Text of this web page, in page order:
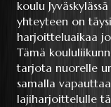
koulu
yhteyteen on
harjoitteluaikaa
Tämä
tarjota nuorelle
samalla
lajiharjoittelulle